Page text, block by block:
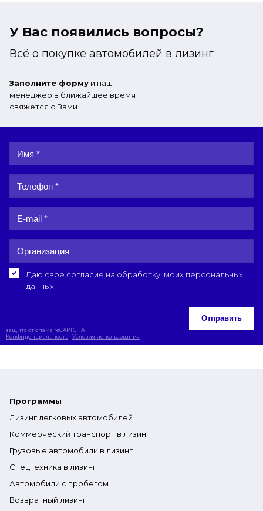
У Вас появились вопросы?
Всё о покупке автомобилей в лизинг
Заполните форму и наш
менеджер в ближайшее время
свяжется с Вами
Даю свое согласие на обработку моих персональных
данных
Отправить
защита от спама reCAPTCHA
Конфиденциальность-Условия использования
Программы
Лизинг легковых автомобилей
Коммерческий транспорт в лизинг
Грузовые автомобили в лизинг
Спецтехника в лизинг
Автомобили с пробегом
Возвратный лизинг